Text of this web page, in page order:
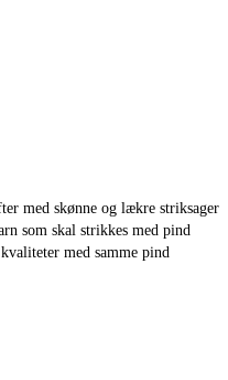
med skønne og lækre striksager
som skal strikkes med pind
med samme pind